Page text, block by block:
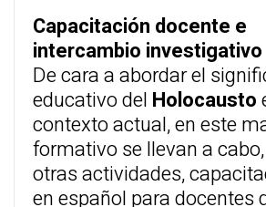
Capacitación docente e
intercambio investigativo
De cara a abordar el
educativo del Holocausto
contexto actual, en este
formativo se llevan a
otras actividades,
en español para docentes